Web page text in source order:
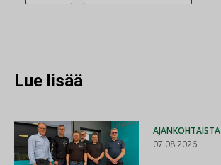
Lue lisää
AJANKOHTAISTA
07.08.2026